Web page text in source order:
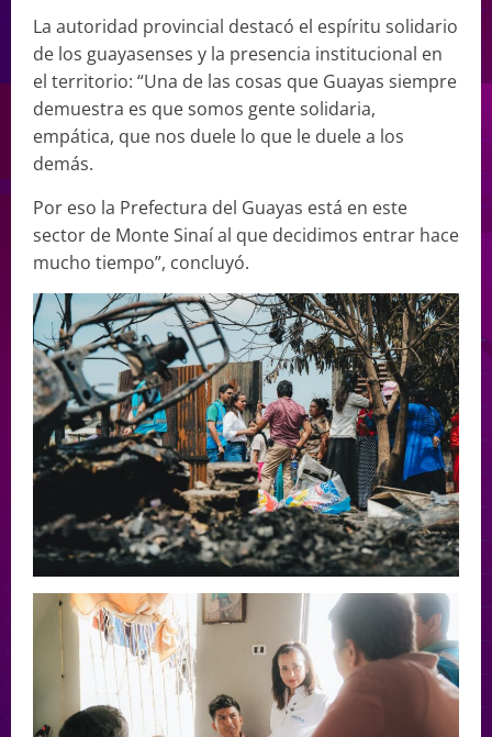
La autoridad provincial destacó el espíritu solidario
de los guayasenses y la presencia institucional en
el territorio: “Una de las cosas que Guayas siempre
demuestra es que somos gente solidaria,
empática, que nos duele lo que le duele a los
demás.
Por eso la Prefectura del Guayas está en este
sector de Monte Sinaí al que decidimos entrar hace
mucho tiempo”, concluyó.